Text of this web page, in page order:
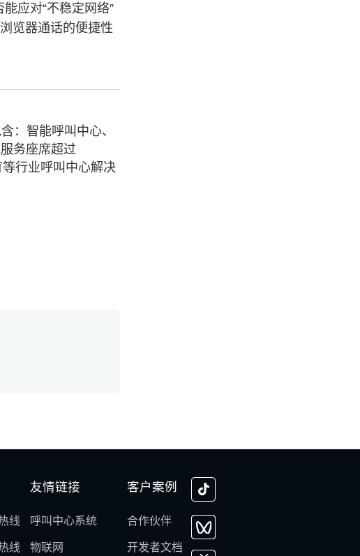
应对“不稳定网络”
览器通话的便捷性
：智能呼叫中心、
务座席超过
行业呼叫中心解决
线
线
友情链接
呼叫中心系统
物联网
客户案例
合作伙伴
开发者文档